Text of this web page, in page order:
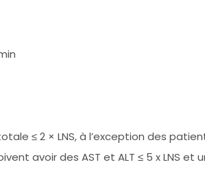
totale ≤ 2 × LNS, à l’exception des
avoir des AST et ALT ≤ 5 x LNS et